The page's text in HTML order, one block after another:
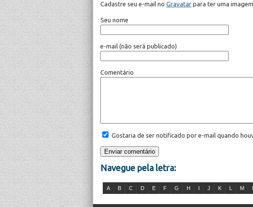
Cadastre seu e-mail no Gravatar para ter uma
Seu nome
e-mail (não será publicado)
Comentário
Gostaria de ser notificado por e-mail quando
Navegue pela letra:
A B C D E F G H J K M